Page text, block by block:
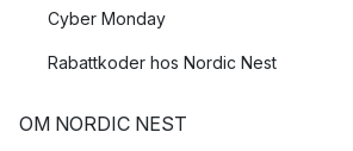
Cyber Monday
Rabattkoder hos Nordic Nest
OM NORDIC NEST